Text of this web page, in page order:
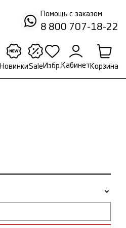
Помощь с заказом
8 800 707-18-22
НовинкиSale Избр. Кабинет Корзина